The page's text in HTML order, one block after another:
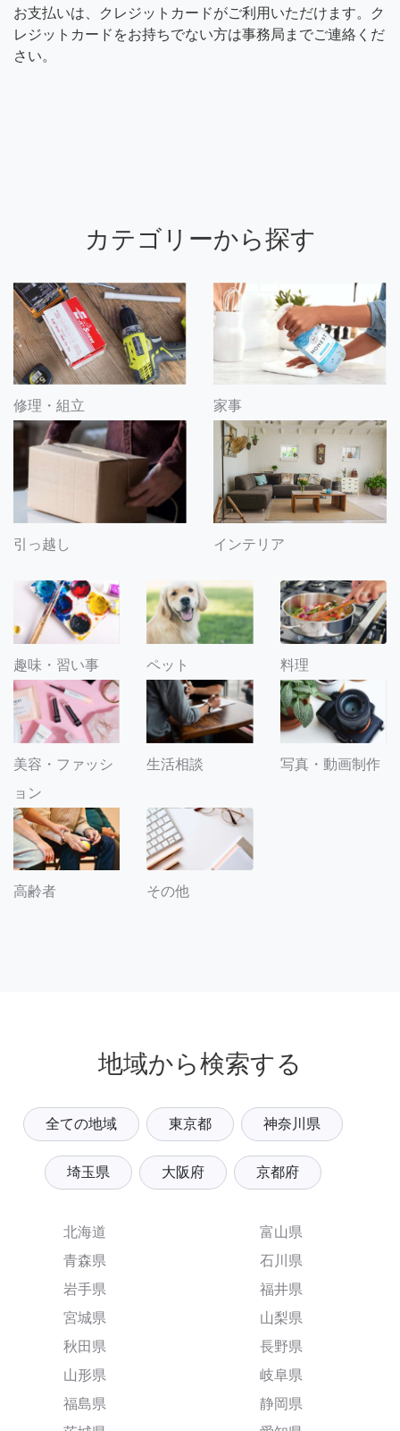
お支払いは、クレジットカードがご利用いただけます。ク
レジットカードをお持ちでない方は事務局までご連絡くだ
さい。
カテゴリーから探す
修理・組立 家事
引っ越し インテリア
趣味・習い事 ペット 料理
美容・ファッシ
ョン
生活相談 写真・動画制作
高齢者 その他
地域から検索する
全ての地域 東京都 神奈川県
埼玉県 大阪府 京都府
北海道
青森県
岩手県
宮城県
秋田県
山形県
福島県
富山県
石川県
福井県
山梨県
長野県
岐阜県
静岡県